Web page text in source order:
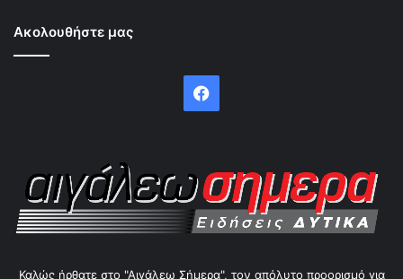
Ακολουθήστε μας
Facebook
Καλώς ήρθατε στο "Αιγάλεω Σήμερα", τον απόλυτο προορισμό για